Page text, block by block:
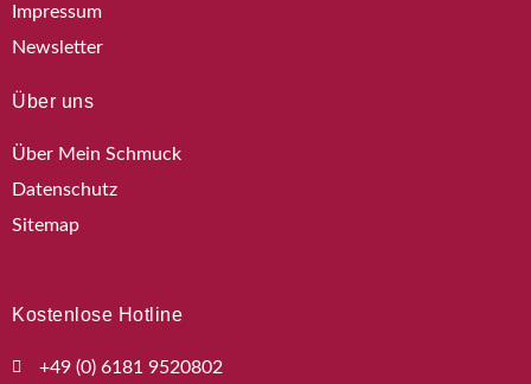
Impressum
Newsletter
Über uns
Über Mein Schmuck
Datenschutz
Sitemap
Kostenlose Hotline
+49 (0) 6181 9520802